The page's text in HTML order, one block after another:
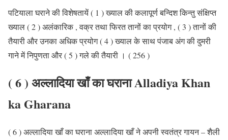
पटियाला घराने की विशेषतायें ( 1 ) ख्याल की कलापूर्ण बन्दिश किन्तु संक्षिप्त
ख्याल ( 2 ) अलंकारिक , वक्र तथा फिरत तानों का प्रयोग , ( 3 ) तानों की
तैयारी और उनका अधिक प्रयोग ( 4 ) ख्याल के साथ पंजाब अंग की दुमरी
गाने में निपुणता और ( 5 ) गले की तैयारी । ( 256 )
( 6 ) अल्लादिया खाँ का घराना Alladiya Khan
ka Gharana
( 6 ) अल्लादिया खाँ का घराना अल्लादिया खाँ ने अपनी स्वतंत्र गायन – शैली